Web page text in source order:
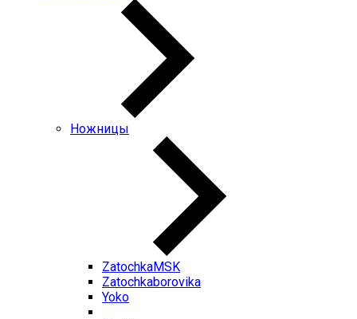
Ножницы
ZatochkaMSK
Zatochkaborovika
Yoko